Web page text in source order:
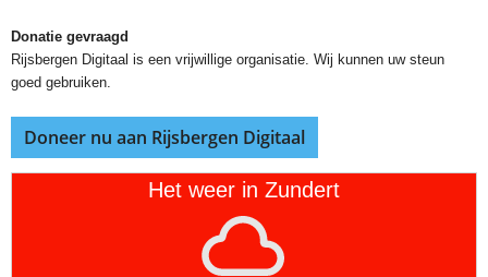
Donatie gevraagd
Rijsbergen Digitaal is een vrijwillige organisatie. Wij kunnen uw steun
goed gebruiken.
Doneer nu aan Rijsbergen Digitaal
Het weer in Zundert